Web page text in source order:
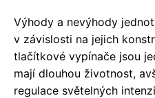
Výhody a nevýhody
v závislosti na jejich
tlačítkové vypínače jsou
mají dlouhou životnost,
regulace světelných